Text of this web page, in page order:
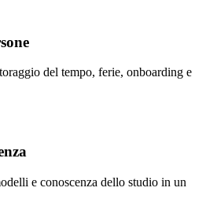
del tempo, ferie, onboarding e
e conoscenza dello studio in un